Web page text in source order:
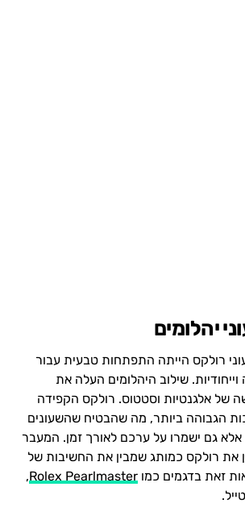
יהלומים
רולקס הייתה התפתחות טבעית עבור
שילוב היהלומים העלה את
של אלגנטיות וסטטוס. רולקס הקפידה
הגבוהה ביותר, מה שהבטיח שהשעונים
אלא גם ישמרו על ערכם לאורך זמן. המעבר
את רולקס כמותג שמבין את החשיבות של
זאת בדגמים כמו Rolex Pearlmaster
,